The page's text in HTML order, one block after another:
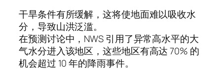
干旱条件有所缓解，这将使地面难以吸收水
分，导致山洪泛滥。
在预测讨论中，NWS 引用了异常高水平的大
气水分进入该地区，这些地区有高达 70% 的
机会超过 10 年的降雨事件。